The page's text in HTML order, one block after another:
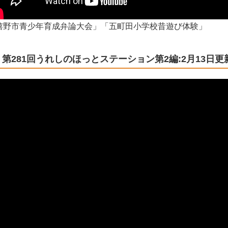
野市青少年育成弁論大会」「五町田小学校昔遊び体験」
第281回うれしのほっとステーション第2編:2月13日更